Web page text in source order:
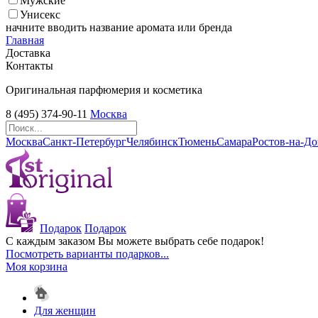
Унисекс
начните вводить название аромата или бренда
Главная
Доставка
Контакты
Оригинальная парфюмерия и косметика
8 (495) 374-90-11 Москва
МоскваСанкт-ПетербургЧелябинскТюменьСамараРостов-на-
Подарок Подарок
С каждым заказом Вы можете выбрать себе подарок!
Посмотреть варианты подарков...
Моя корзина
Для женщин